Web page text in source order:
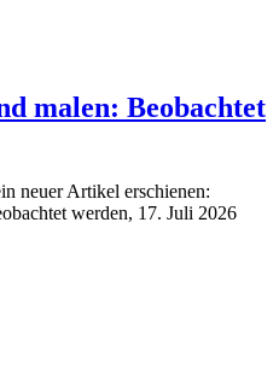
malen: Beobachtet
neuer Artikel erschienen:
werden, 17. Juli 2026